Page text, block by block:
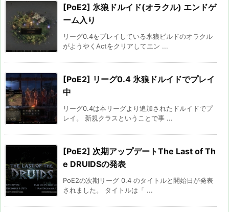
[PoE2] 氷狼ドルイド(オラクル) エンドゲ
ーム入り
リーグ0.4をプレイしている氷狼ビルドのオラクル
がようやくActをクリアしてエン ...
[PoE2] リーグ0.4 氷狼ドルイドでプレイ
中
リーグ0.4は本リーグより追加されたドルイドでプ
レイ。 新規クラスということで事 ...
[PoE2] 次期アップデートThe Last of Th
e DRUIDSの発表
PoE2の次期リーグ 0.4 のタイトルと開始日が発表
されました。 タイトルは「 ...